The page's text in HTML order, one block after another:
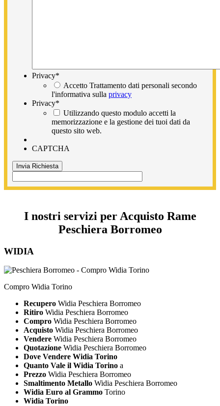
Privacy*
Accetto Trattamento dati personali secondo
l'informativa sulla privacy
Privacy*
Utilizzando questo modulo accetti la
memorizzazione e la gestione dei tuoi dati da
questo sito web.
CAPTCHA
I nostri servizi per Acquisto Rame
Peschiera Borromeo
WIDIA
Compro Widia Torino
Recupero Widia Peschiera Borromeo
Ritiro Widia Peschiera Borromeo
Compro Widia Peschiera Borromeo
Acquisto Widia Peschiera Borromeo
Vendere Widia Peschiera Borromeo
Quotazione Widia Peschiera Borromeo
Dove Vendere Widia Torino
Quanto Vale il Widia Torino a
Prezzo Widia Peschiera Borromeo
Smaltimento Metallo Widia Peschiera Borromeo
Widia Euro al Grammo Torino
Widia Torino